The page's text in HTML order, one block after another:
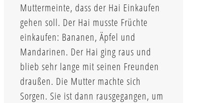
Muttermeinte, dass der Hai Einkaufen
gehen soll. Der Hai musste Früchte
einkaufen: Bananen, Äpfel und
Mandarinen. Der Hai ging raus und
blieb sehr lange mit seinen Freunden
draußen. Die Mutter machte sich
Sorgen. Sie ist dann rausgegangen, um